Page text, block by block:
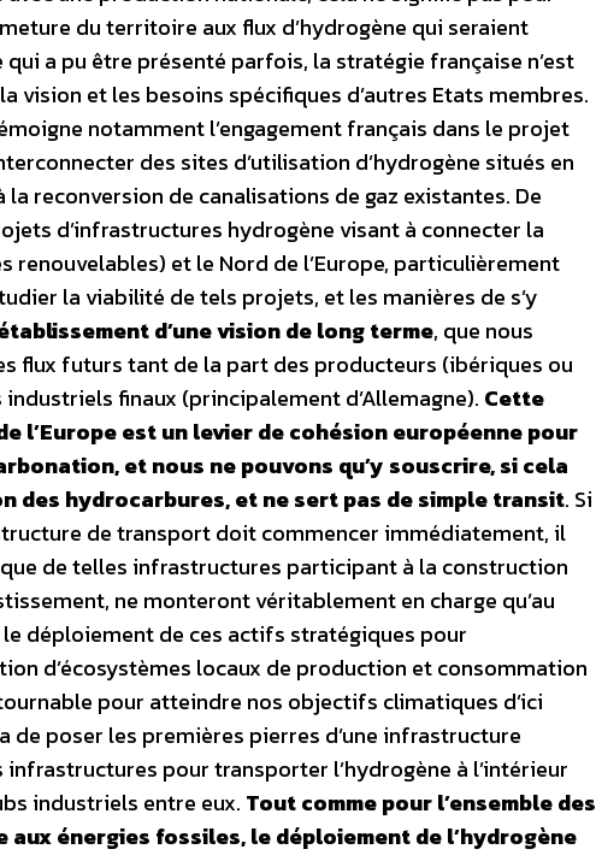
du territoire aux flux d’hydrogène qui seraient
a pu être présenté parfois, la stratégie française n’est
vision et les besoins spécifiques d’autres Etats membres.
notamment l’engagement français dans le projet
des sites d’utilisation d’hydrogène situés en
la reconversion de canalisations de gaz existantes. De
d’infrastructures hydrogène visant à connecter la
et le Nord de l’Europe, particulièrement
la viabilité de tels projets, et les manières de s’y
d’une vision de long terme, que nous
flux futurs tant de la part des producteurs (ibériques ou
finaux (principalement d’Allemagne). Cette
l’Europe est un levier de cohésion européenne pour
et nous ne pouvons qu’y souscrire, si cela
des hydrocarbures, et ne sert pas de simple transit. Si
de transport doit commencer immédiatement, il
de telles infrastructures participant à la construction
ne monteront véritablement en charge qu’au
déploiement de ces actifs stratégiques pour
d’écosystèmes locaux de production et consommation
pour atteindre nos objectifs climatiques d’ici
de poser les premières pierres d’une infrastructure
pour transporter l’hydrogène à l’intérieur
industriels entre eux. Tout comme pour l’ensemble des
énergies fossiles, le déploiement de l’hydrogène